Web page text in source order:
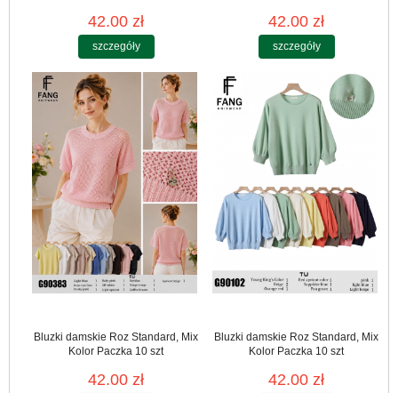
42.00 zł
szczegóły
42.00 zł
szczegóły
Bluzki damskie Roz Standard, Mix
Kolor Paczka 10 szt
42.00 zł
Bluzki damskie Roz Standard, Mix
Kolor Paczka 10 szt
42.00 zł